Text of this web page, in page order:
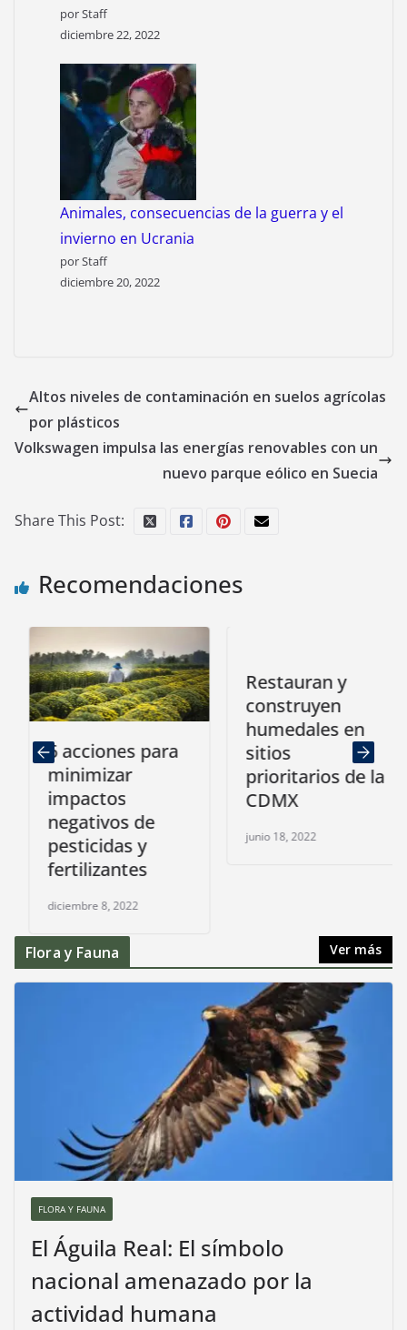
por Staff
diciembre 22, 2022
Animales, consecuencias de la guerra y el
invierno en Ucrania
por Staff
diciembre 20, 2022
Altos niveles de contaminación en suelos agrícolas
por plásticos
Volkswagen impulsa las energías renovables con un
nuevo parque eólico en Suecia
Share This Post:
Recomendaciones
6 acciones para
minimizar
impactos
negativos de
pesticidas y
fertilizantes
diciembre 8, 2022
Restauran y
construyen
humedales en
sitios
prioritarios de la
CDMX
junio 18, 2022
Flora y Fauna Ver más
FLORA Y FAUNA
El Águila Real: El símbolo
nacional amenazado por la
actividad humana